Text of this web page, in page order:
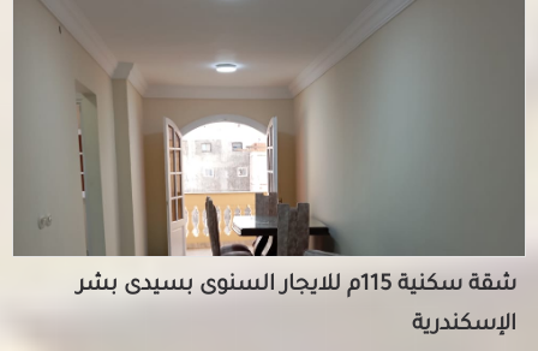
شقة سكنية 115م للايجار السنوى بسيدى بشر
الإسكندرية